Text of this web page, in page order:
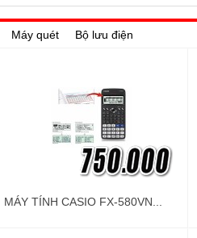
Máy quét Bộ lưu điện
MÁY TÍNH CASIO FX-580VN...